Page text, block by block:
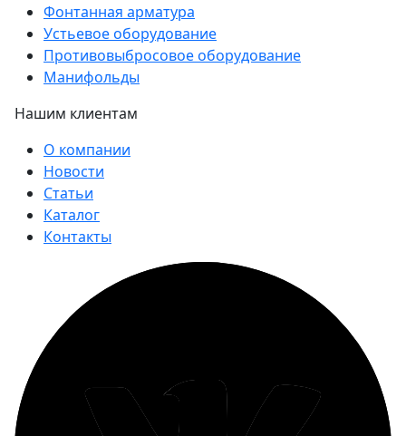
Фонтанная арматура
Устьевое оборудование
Противовыбросовое оборудование
Манифольды
Нашим клиентам
О компании
Новости
Статьи
Каталог
Контакты